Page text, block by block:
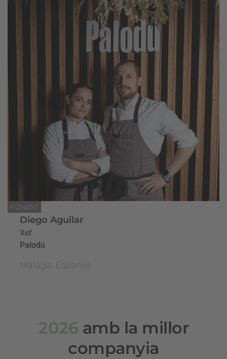
PONENT
Diego Aguilar
Xef
Palodú
Málaga, Espanya
2026 amb la millor
companyia